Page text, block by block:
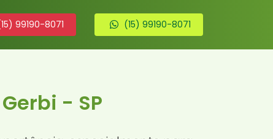
99190-8071 (15) 99190-8071
- SP